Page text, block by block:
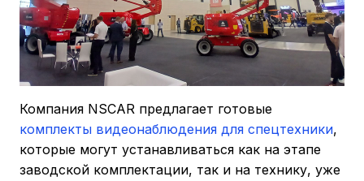
Компания NSCAR предлагает готовые
комплекты видеонаблюдения для спецтехники,
которые могут устанавливаться как на этапе
заводской комплектации, так и на технику, уже